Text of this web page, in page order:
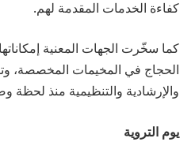
كفاءة الخدمات المقدمة لهم.
كما سخّرت الجهات المعنية
الحجاج في المخيمات المخصصة،
والإرشادية والتنظيمية منذ لحظة
يوم التروية